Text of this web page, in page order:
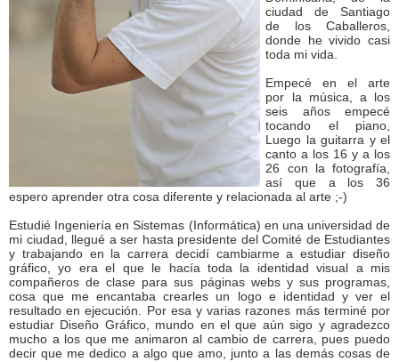
ciudad de Santiago
de los Caballeros,
donde he vivido casi
toda mi vida.
Empecé en el arte
por la música, a los
seis años empecé
tocando el piano,
Luego la guitarra y el
canto a los 16 y a los
26 con la fotografía,
así que a los 36
espero aprender otra cosa diferente y relacionada al arte ;-)
Estudié Ingeniería en Sistemas (Informática) en una universidad de
mi ciudad, llegué a ser hasta presidente del Comité de Estudiantes
y trabajando en la carrera decidí cambiarme a estudiar diseño
gráfico, yo era el que le hacía toda la identidad visual a mis
compañeros de clase para sus páginas webs y sus programas,
cosa que me encantaba crearles un logo e identidad y ver el
resultado en ejecución. Por esa y varias razones más terminé por
estudiar Diseño Gráfico, mundo en el que aún sigo y agradezco
mucho a los que me animaron al cambio de carrera, pues puedo
decir que me dedico a algo que amo, junto a las demás cosas de